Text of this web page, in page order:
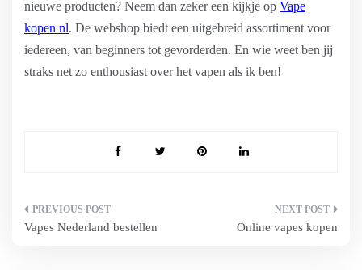
nieuwe producten? Neem dan zeker een kijkje op Vape
kopen nl. De webshop biedt een uitgebreid assortiment voor
iedereen, van beginners tot gevorderden. En wie weet ben jij
straks net zo enthousiast over het vapen als ik ben!
Bericht
Vapes Nederland bestellen Online vapes kopen